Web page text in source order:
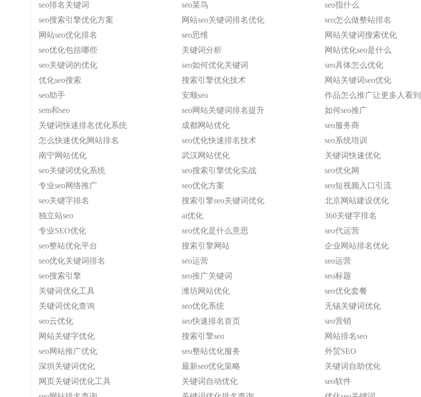
seo排名关键词
seo菜鸟 seo指什么
seo搜索引擎优化方案
网站seo关键词排名优化 seo怎么做整站排名
网站seo优化排名
seo思维 网站关键词搜索优化
seo优化包括哪些
关键词分析 网站优化seo是什么
seo关键词的优化
seo如何优化关键词 seo具体怎么优化
优化seo搜索
搜索引擎优化技术 网站关键词seo优化
seo助手
安顺seo 作品怎么推广让更多人看到
sem和seo
seo网站关键词排名提升 如何seo推广
关键词快速排名优化系统
成都网站优化 seo服务商
怎么快速优化网站排名
seo优化快速排名技术 seo系统培训
南宁网站优化
武汉网站优化 关键词快速优化
seo关键词优化系统
seo搜索引擎优化实战 seo优化网
专业seo网络推广
seo优化方案 seo短视频入口引流
seo关键字排名
搜索引擎seo关键词优化 北京网站建设优化
独立站seo
ai优化 360关键字排名
专业SEO优化
seo优化是什么意思 seo代运营
seo整站优化平台
搜索引擎网站 企业网站排名优化
seo优化关键词排名
seo运营 seo运营
seo搜索引擎
seo推广关键词 seo标题
关键词优化工具
潍坊网站优化 seo优化套餐
关键词优化查询
seo优化系统 无锡关键词优化
seo云优化
seo快速排名首页 seo营销
网站关键字优化
搜索引擎seo 网站排名seo
seo网站推广优化
seo整站优化服务 外贸SEO
深圳关键词优化
最新seo优化策略 关键词自助优化
网页关键词优化工具
关键词自动优化 seo软件